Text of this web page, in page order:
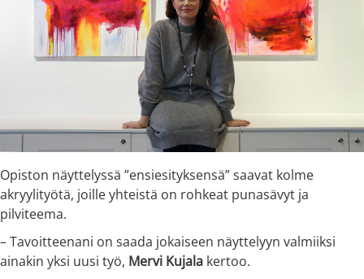
Opiston näyttelyssä ”ensiesityksensä” saavat kolme
akryylityötä, joille yhteistä on rohkeat punasävyt ja
pilviteema.
– Tavoitteenani on saada jokaiseen näyttelyyn valmiiksi
ainakin yksi uusi työ, Mervi Kujala kertoo.